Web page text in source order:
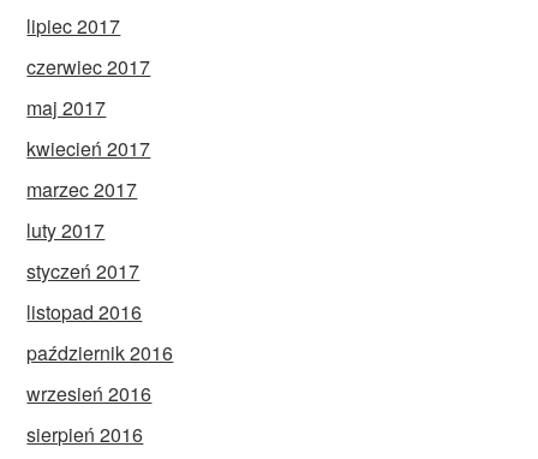
lipiec 2017
czerwiec 2017
maj 2017
kwiecień 2017
marzec 2017
luty 2017
styczeń 2017
listopad 2016
październik 2016
wrzesień 2016
sierpień 2016